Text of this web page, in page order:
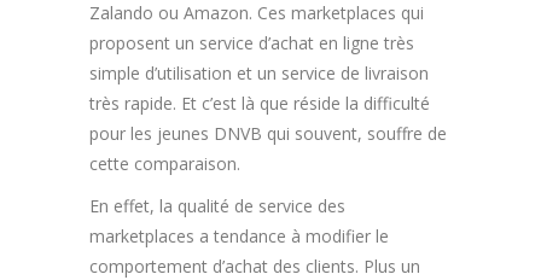
Zalando ou Amazon. Ces marketplaces qui
proposent un service d’achat en ligne très
simple d’utilisation et un service de livraison
très rapide. Et c’est là que réside la difficulté
pour les jeunes DNVB qui souvent, souffre de
cette comparaison.
En effet, la qualité de service des
marketplaces a tendance à modifier le
comportement d’achat des clients. Plus un